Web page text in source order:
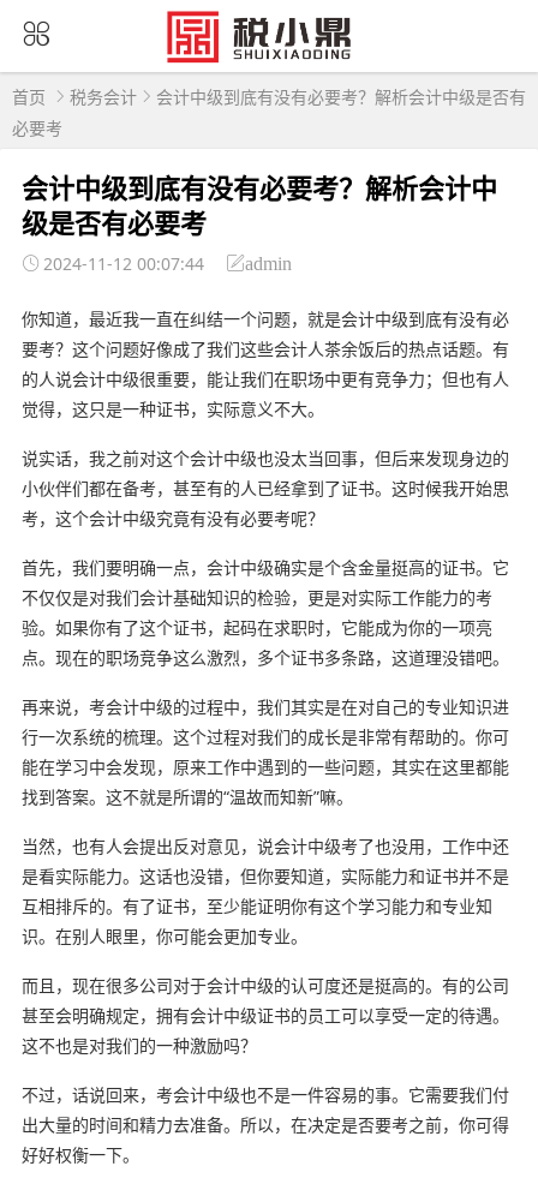
首页 税务会计
会计中级到底有没有必要考？解析会计中级是否有
必要考
会计中级到底有没有必要考？解析会计中
级是否有必要考
2024-11-12 00:07:44 admin
你知道，最近我一直在纠结一个问题，就是会计中级到底有没有必
要考？这个问题好像成了我们这些会计人茶余饭后的热点话题。有
的人说会计中级很重要，能让我们在职场中更有竞争力；但也有人
觉得，这只是一种证书，实际意义不大。
说实话，我之前对这个会计中级也没太当回事，但后来发现身边的
小伙伴们都在备考，甚至有的人已经拿到了证书。这时候我开始思
考，这个会计中级究竟有没有必要考呢？
首先，我们要明确一点，会计中级确实是个含金量挺高的证书。它
不仅仅是对我们会计基础知识的检验，更是对实际工作能力的考
验。如果你有了这个证书，起码在求职时，它能成为你的一项亮
点。现在的职场竞争这么激烈，多个证书多条路，这道理没错吧。
再来说，考会计中级的过程中，我们其实是在对自己的专业知识进
行一次系统的梳理。这个过程对我们的成长是非常有帮助的。你可
能在学习中会发现，原来工作中遇到的一些问题，其实在这里都能
找到答案。这不就是所谓的“温故而知新”嘛。
当然，也有人会提出反对意见，说会计中级考了也没用，工作中还
是看实际能力。这话也没错，但你要知道，实际能力和证书并不是
互相排斥的。有了证书，至少能证明你有这个学习能力和专业知
识。在别人眼里，你可能会更加专业。
而且，现在很多公司对于会计中级的认可度还是挺高的。有的公司
甚至会明确规定，拥有会计中级证书的员工可以享受一定的待遇。
这不也是对我们的一种激励吗？
不过，话说回来，考会计中级也不是一件容易的事。它需要我们付
出大量的时间和精力去准备。所以，在决定是否要考之前，你可得
好好权衡一下。